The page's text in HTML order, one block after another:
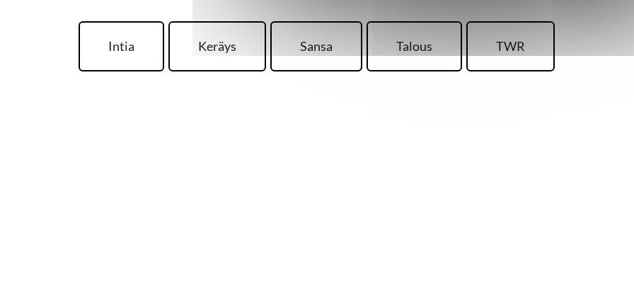
Intia Keräys Sansa Talous TWR